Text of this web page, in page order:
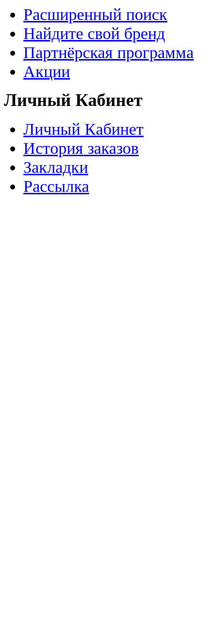
Расширенный поиск
Найдите свой бренд
Партнёрская программа
Акции
Личный Кабинет
Личный Кабинет
История заказов
Закладки
Рассылка